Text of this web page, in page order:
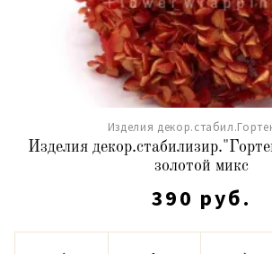
Изделия
Изделия
золотой микс
390 руб.